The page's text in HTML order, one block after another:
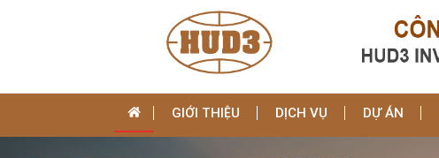
GIỚI THIỆU DỊCH VỤ DỰ ÁN